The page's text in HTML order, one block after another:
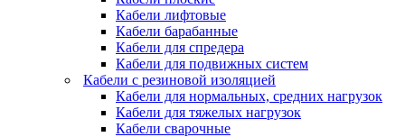
Кабели лифтовые
Кабели барабанные
Кабели для спредера
Кабели для подвижных систем
Кабели с резиновой изоляцией
Кабели для нормальных, средних нагрузок
Кабели для тяжелых нагрузок
Кабели сварочные